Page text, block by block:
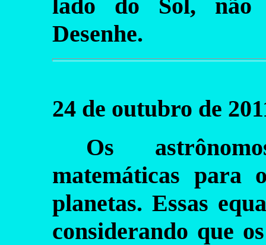
lado do Sol, não
Desenhe.
24 de outubro de
Os
matemáticas para
planetas. Essas
considerando que